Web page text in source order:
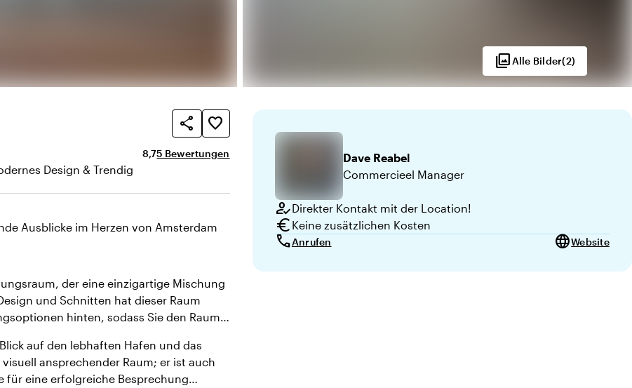
photo_libraryAlle Bilder(2)
share
favorite_border
Durchschnittliche Bewertung von 8,7 von 10
8,7Anzahl der Bewertungen: 5
5 Bewertungen
Design & Trendig
Ausblicke im Herzen von Amsterdam
der eine einzigartige Mischung
und Schnitten hat dieser Raum
hinten, sodass Sie den Raum
auf den lebhaften Hafen und das
ansprechender Raum; er ist auch
für eine erfolgreiche Besprechung
Dave Reabel
Commercieel Manager
how_to_regDirekter Kontakt mit der Location!
euro Keine zusätzlichen Kosten
callAnrufen languageWebsite